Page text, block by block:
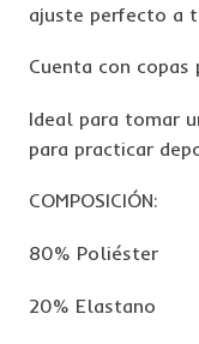
ajuste perfecto a
Cuenta con copas
Ideal para tomar
para practicar
COMPOSICIÓN:
80% Poliéster
20% Elastano